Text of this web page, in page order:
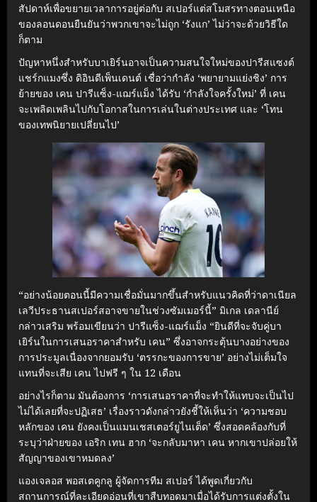
สัปดาห์เพื่อขยายเวลาการอยู่ต่อกับ สเปอร์แต่สโมสรทางตอนเหนือ
ของลอนดอนยืนยันว่าพวกเขาจะไม่ถูก ‘รังแก’ ไม่ว่าจะด้วยวิธีใด
ก็ตาม
ปัญหาหนึ่งสำหรับบาเยิร์นอาจเป็นความสนใจใหม่ของปารีสแซงต์
แชร์กแมงซึ่ง ดิอินดีเพ็นเดนต์ เชื่อว่ากำลัง ‘พยายามแย่งชิง’ การ
ย้ายของ เคน ปารีแซ็ง-แฌร์แม็ง ได้รับ ‘กำลังใจครั้งใหม่’ ที่ เคน
จะเพลิดเพลินไปกับโอกาสในการเล่นในต่างประเทศ และ ‘โทน
ของเทพนิยายเปลี่ยนไป’
“อย่างน้อยตอนนี้มีความเชื่อมั่นมากขึ้นสำหรับแนวคิดที่ว่าดาเนียล
เลวีประธานสเปอร์สอาจขายในช่วงซัมเมอร์นี้” มิเกล เดลานีย์
กล่าวเสริม พร้อมเขียนว่า ปารีแซ็ง-แฌร์แม็ง “ยินดีที่จะจับคู่บา
เยิร์นในการเสนอราคาสำหรับ เคน” ซึ่งอาจกระตุ้นบางอย่างของ
การประมูลเนื่องจากยอมรับ ‘ตรรกะของการขาย’ อย่างไม่เต็มใจ
แทนที่จะเสีย เคน ไปฟรี ๆ ใน 12 เดือน
อย่างไรก็ตาม มันต้องการ ‘การเสนอราคาที่จะทำให้แทบจะเป็นไป
ไม่ได้เลยที่จะปฏิเสธ’ เรื่องราวดังกล่าวยังชี้ให้เห็นว่า ‘ความชอบ
หลักของ เคน ยังคงเป็นแมนเชสเตอร์ยูไนเต็ด’ ซึ่งสอดคล้องกับที่
ระบุว่าฝ่ายของ เอริก เทน ฮาก ‘จะกลับมาหา เคน หากเขาปล่อยให้
สัญญาของเขาหมดลง’
แองเจลอส พอสเตคูกลู ผู้จัดการทีม สเปอร์ ได้พูดเกี่ยวกับ
สถานการณ์ที่ละเอียดอ่อนที่เขาสืบทอดมาเมื่อได้รับการแต่งตั้งใน